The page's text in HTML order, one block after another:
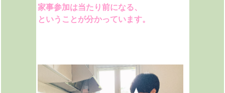
家事参加は当たり前になる、
ということが分かっています。